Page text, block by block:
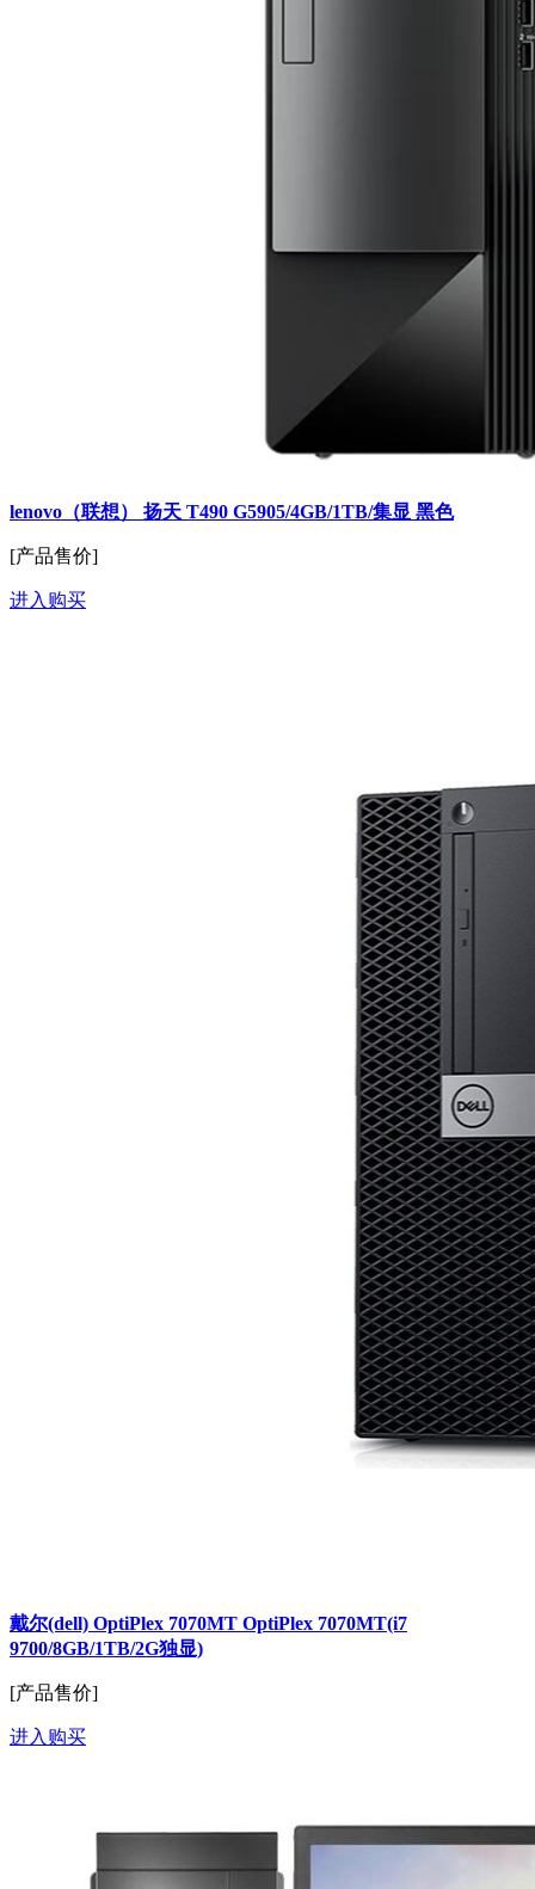
lenovo（联想） 扬天 T490 G5905/4GB/1TB/集显 黑色
[产品售价]
进入购买
戴尔(dell) OptiPlex 7070MT OptiPlex 7070MT(i7
9700/8GB/1TB/2G独显)
[产品售价]
进入购买